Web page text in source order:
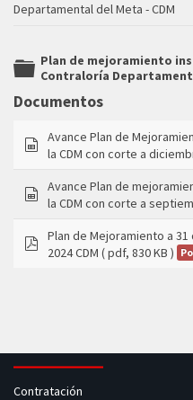
Departamental del Meta - CDM
Plan de mejoramiento
Contraloría
Documentos
spreadsheet
Avance Plan de
la CDM con corte a
spreadsheet
Avance Plan de
la CDM con corte a
Plan de Mejoramiento a
2024 CDM ( pdf, 830 KB )
Contratación